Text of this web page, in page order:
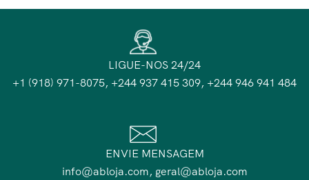
LIGUE-NOS 24/24
+1 (918) 971-8075, +244 937 415 309, +244 946 941 484
ENVIE MENSAGEM
info@abloja.com, geral@abloja.com